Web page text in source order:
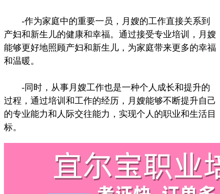
-作为家庭中的重要一员，月嫂的工作直接关系到
产妇和新生儿的健康和幸福。通过接受专业培训，月嫂
能够更好地照顾产妇和新生儿，为家庭带来更多的幸福
和温暖。
-同时，从事月嫂工作也是一种个人成长和提升的
过程，通过培训和工作的经历，月嫂能够不断提升自己
的专业能力和人际交往能力，实现个人的职业和生活目
标。